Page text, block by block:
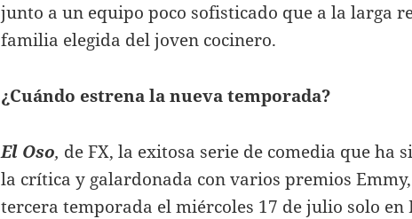
junto a un equipo poco sofisticado que a la larga
familia elegida del joven cocinero.
¿Cuándo estrena la nueva temporada?
El Oso, de FX, la exitosa serie de comedia que ha
la crítica y galardonada con varios premios
tercera temporada el miércoles 17 de julio solo en